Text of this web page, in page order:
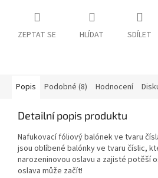
ZEPTAT SE HLÍDAT SDÍLET
Popis Podobné (8) Hodnocení
Detailní popis produktu
Nafukovací fóliový balónek ve tvaru
jsou oblíbené balónky ve tvaru číslic,
narozeninovou oslavu a zajisté potěší
oslava může začít!